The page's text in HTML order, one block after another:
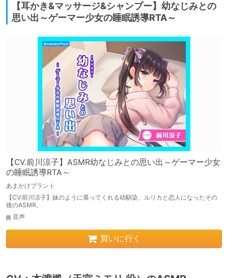
【耳かき&マッサージ&シャンプー】幼なじみとの
思い出～ゲーマー少女の睡眠誘導RTA～
【CV.前川涼子】ASMR幼なじみとの思い出～ゲーマー少女
の睡眠誘導RTA～
あまかけプラント
【CV:前川涼子】妹のように慕ってくれる幼馴染、ルリカと恋人になったその
後のASMR。
音声
買いに行く